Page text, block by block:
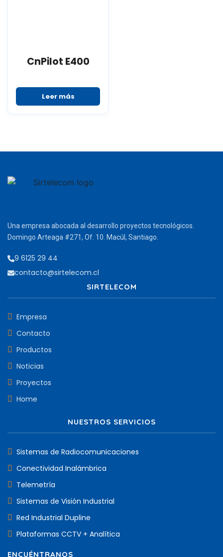
CnPilot E400
Leer más
Una empresa abocada al desarrollo proyectos tecnológicos.
Domingo Arteaga #271, Of. 10. Macúl, Santiago.
9 6125 29 44
contacto@sirtelecom.cl
SIRTELECOM
Empresa
Contacto
Productos
Noticias
Proyectos
Home
NUESTROS SERVICIOS
Sistemas de Radiocomunicaciones
Conectividad Inalámbrica
Telemetría
Sistemas de Visión Industrial
Red Industrial Dupline
Plataformas CCTV + Analítica
ENCUÉNTRANOS